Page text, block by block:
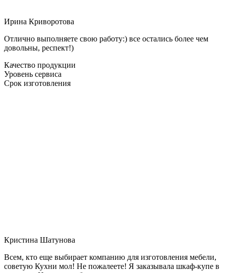
Ирина Криворотова
Отлично выполняете свою работу:) все остались более чем
довольны, респект!)
Качество продукции
Уровень сервиса
Срок изготовления
Кристина Шатунова
Всем, кто еще выбирает компанию для изготовления мебели,
советую Кухни мол! Не пожалеете! Я заказывала шкаф-купе в